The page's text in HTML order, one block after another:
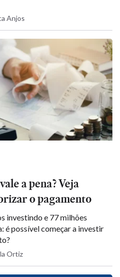
Anjos
a pena? Veja
o pagamento
investindo e 77 milhões
é possível começar a investir
Ortiz